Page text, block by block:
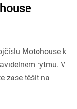
Motohouse k
rytmu. V
zase těšit na